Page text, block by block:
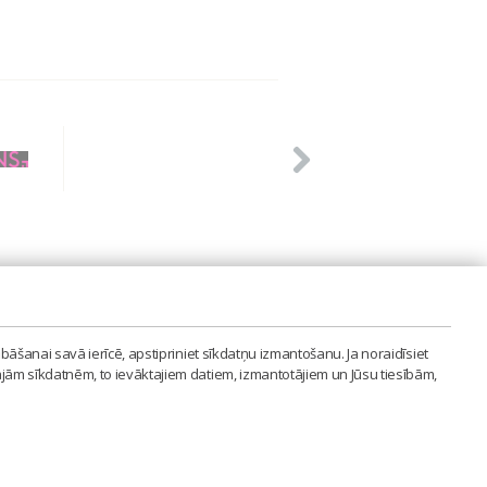
savā ierīcē, apstipriniet sīkdatņu izmantošanu. Ja noraidīsiet
sīkdatnēm, to ievāktajiem datiem, izmantotājiem un Jūsu tiesībām,